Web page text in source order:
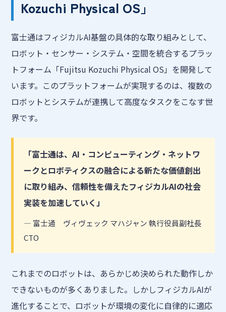
Kozuchi Physical OS」
富士通はフィジカルAI基盤の具体的な取り組みとして、
ロボット・センサー・システム・空間を統合するプラッ
トフォーム「Fujitsu Kozuchi Physical OS」を開発して
います。このプラットフォームが実現するのは、複数の
ロボットとシステムが連携して高度なタスクをこなす世
界です。
「富士通は、AI・コンピューティング・ネットワ
ークとロボティクスの融合による新たな価値創出
に取り組み、信頼性を備えたフィジカルAIの社会
実装を加速していく」
— 富士通 ヴィヴェック マハジャン 執行役員副社長
CTO
これまでのロボットは、あらかじめ決められた動作しか
できないものが多くありました。しかしフィジカルAIが
進化することで、ロボットが環境の変化に自律的に適応